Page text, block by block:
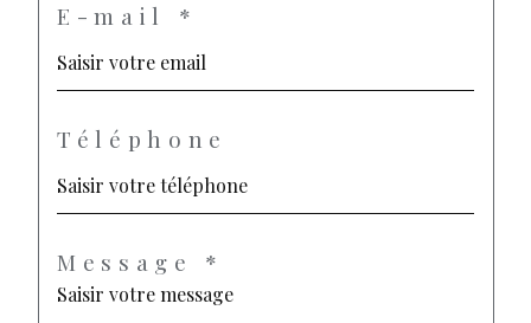
E-mail *
Téléphone
Message *